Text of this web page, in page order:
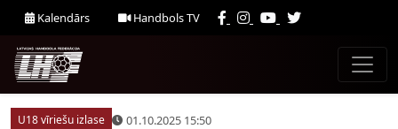
Kalendārs Handbols TV
U18 vīriešu izlase 01.10.2025 15:50